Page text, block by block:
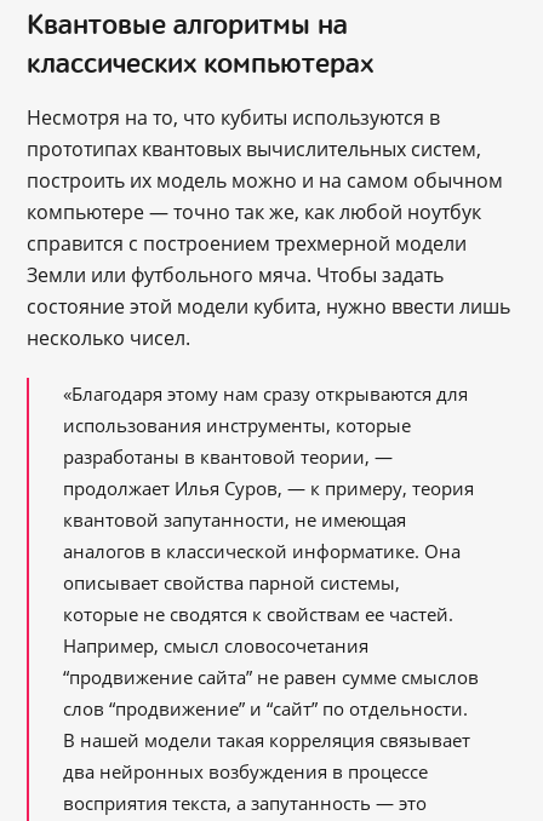
Квантовые алгоритмы на
классических компьютерах
Несмотря на то, что кубиты используются в
прототипах квантовых вычислительных систем,
построить их модель можно и на самом обычном
компьютере — точно так же, как любой ноутбук
справится с построением трехмерной модели
Земли или футбольного мяча. Чтобы задать
состояние этой модели кубита, нужно ввести лишь
несколько чисел.
«Благодаря этому нам сразу открываются для
использования инструменты, которые
разработаны в квантовой теории, —
продолжает Илья Суров, — к примеру, теория
квантовой запутанности, не имеющая
аналогов в классической информатике. Она
описывает свойства парной системы,
которые не сводятся к свойствам ее частей.
Например, смысл словосочетания
“продвижение сайта” не равен сумме смыслов
слов “продвижение” и “сайт” по отдельности.
В нашей модели такая корреляция связывает
два нейронных возбуждения в процессе
восприятия текста, а запутанность — это